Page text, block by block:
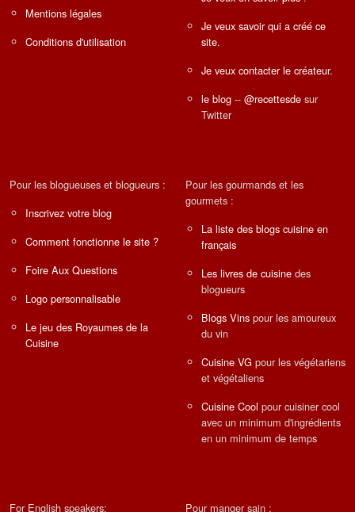
Mentions légales
Conditions d'utilisation
Je veux savoir qui a créé ce
site.
Je veux contacter le créateur.
le blog -- @recettesde sur
Twitter
Pour les blogueuses et blogueurs :
Inscrivez votre blog
Comment fonctionne le site ?
Foire Aux Questions
Logo personnalisable
Le jeu des Royaumes de la
Cuisine
Pour les gourmands et les
gourmets :
La liste des blogs cuisine en
français
Les livres de cuisine des
blogueurs
Blogs Vins pour les amoureux
du vin
Cuisine VG pour les végétariens
et végétaliens
Cuisine Cool pour cuisiner cool
avec un minimum d'ingrédients
en un minimum de temps
For English speakers: Pour manger sain :